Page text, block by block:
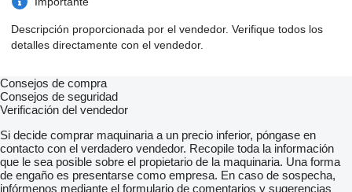
Descripción proporcionada por el vendedor. Verifique todos los
detalles directamente con el vendedor.
Consejos de compra
Consejos de seguridad
Verificación del vendedor
Si decide comprar maquinaria a un precio inferior, póngase en
contacto con el verdadero vendedor. Recopile toda la información
que le sea posible sobre el propietario de la maquinaria. Una forma
de engaño es presentarse como empresa. En caso de sospecha,
infórmenos mediante el formulario de comentarios y sugerencias